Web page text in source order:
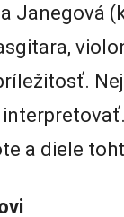
Janegová
a diele